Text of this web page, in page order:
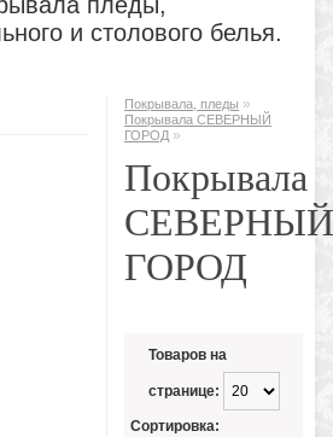
и столового белья.
Покрывала, пледы »
Покрывала СЕВЕРНЫЙ
ГОРОД »
Покрывала
СЕВЕРНЫЙ
ГОРОД
Товаров на
странице:
Сортировка: